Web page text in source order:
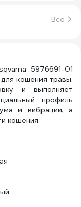
Все
5976691-01
кошения травы.
и выполняет
профиль
и вибрации, а
кошения.